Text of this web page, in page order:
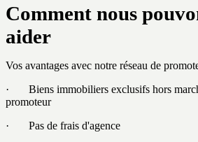
Comment nous
aider
Vos avantages avec notre réseau de
· Biens immobiliers exclusifs hors
promoteur
· Pas de frais d'agence